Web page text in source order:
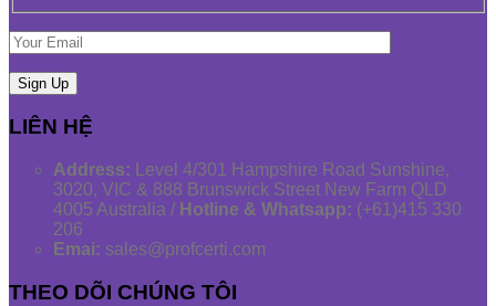
LIÊN HỆ
Address: Level 4/301 Hampshire Road Sunshine,
3020, VIC & 888 Brunswick Street New Farm QLD
4005 Australia / Hotline & Whatsapp: (+61)415 330
206
Emai: sales@profcerti.com
THEO DÕI CHÚNG TÔI